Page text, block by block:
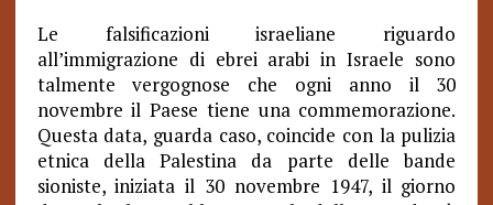
Le falsificazioni israeliane riguardo
all’immigrazione di ebrei arabi in Israele sono
talmente vergognose che ogni anno il 30
novembre il Paese tiene una commemorazione.
Questa data, guarda caso, coincide con la pulizia
etnica della Palestina da parte delle bande
sioniste, iniziata il 30 novembre 1947, il giorno